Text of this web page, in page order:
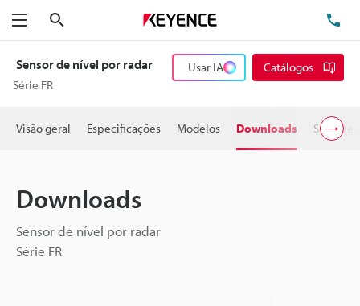
Menu
Sensor de nível por radar
Série FR
Usar IA Catálogos
Visão geral Especificações Modelos Downloads Suporte
Downloads
Sensor de nível por radar
Série FR